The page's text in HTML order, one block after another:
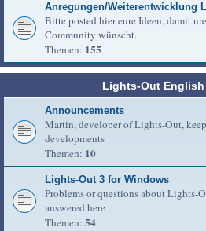
Anregungen/Weiterentwicklung
Bitte posted hier eure Ideen, damit
Community wünscht.
Themen: 155
Lights-Out
Announcements
Martin, developer of Lights-Out,
developments
Themen: 10
Lights-Out 3 for Windows
Problems or questions about Lights-
answered here
Themen: 54